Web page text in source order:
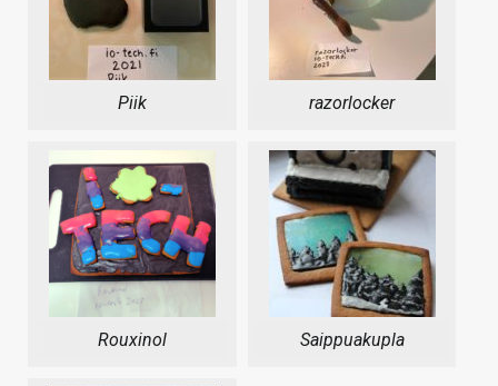
Piik razorlocker
Rouxinol Saippuakupla